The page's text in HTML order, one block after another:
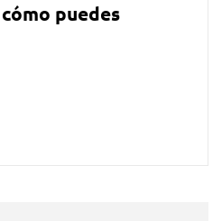
puedes